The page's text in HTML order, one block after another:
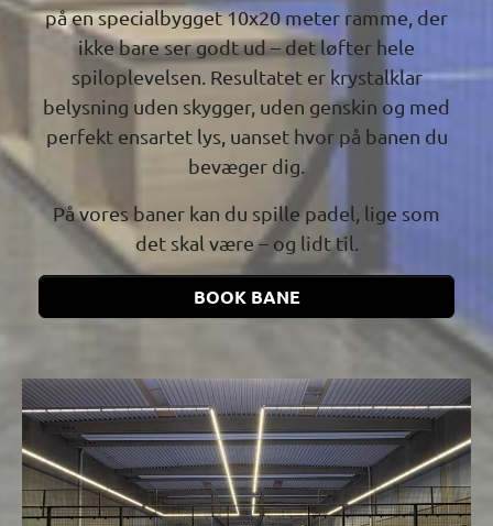
Previous Next
perfekt ensartet lys, uanset hvor på banen du
bevæger dig.
På vores baner kan du spille padel, lige som
det skal være – og lidt til.
BOOK BANE